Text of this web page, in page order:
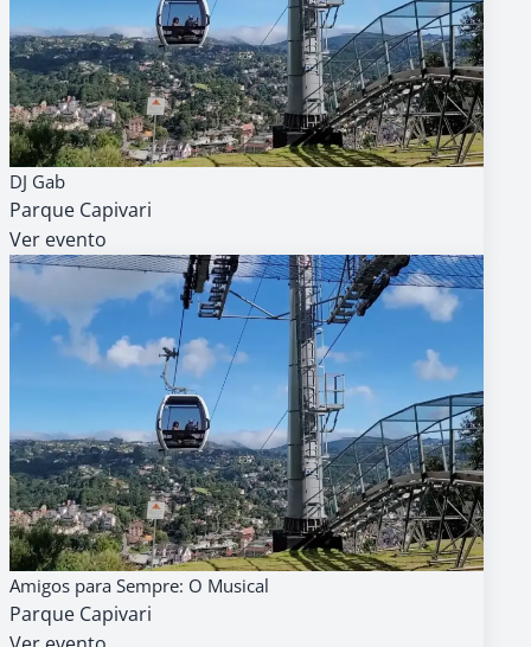
15
14h
AGENDA
GRATUITO
DJ Gab
Parque Capivari
Ver evento
15
AGO
11h
AGENDA
GRATUITO
Amigos para Sempre: O Musical
Parque Capivari